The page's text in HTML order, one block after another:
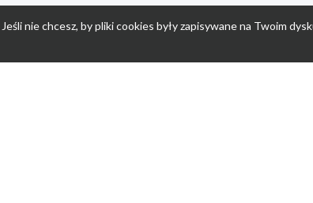
nie chcesz, by pliki cookies były zapisywane na Twoim